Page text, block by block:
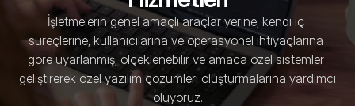
İşletmelerin genel amaçlı araçlar yerine, kendi iç
süreçlerine, kullanıcılarına ve operasyonel ihtiyaçlarına
göre uyarlanmış; ölçeklenebilir ve amaca özel sistemler
geliştirerek özel yazılım çözümleri oluşturmalarına yardımcı
oluyoruz.